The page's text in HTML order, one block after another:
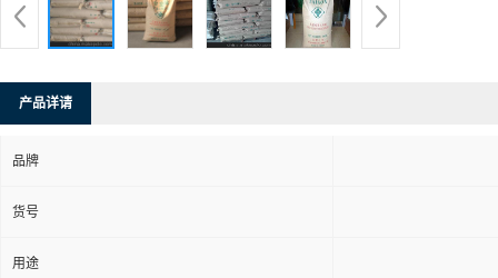
产品详请
品牌
货号
用途